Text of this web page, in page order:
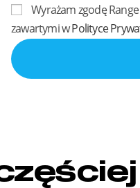
Wyrażam zgodę
zawartymi wPolityce